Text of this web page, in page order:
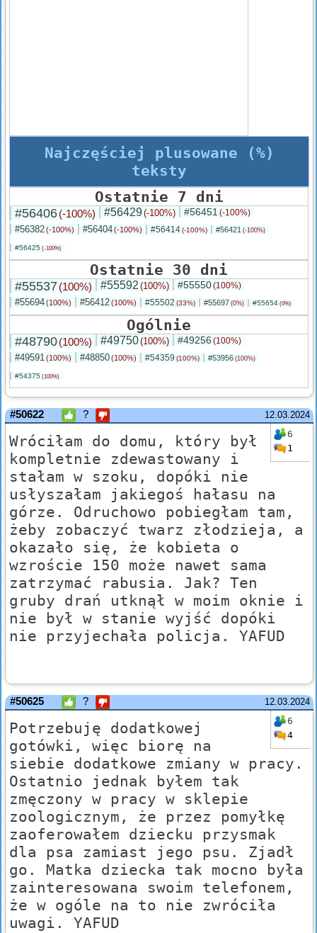
Najczęściej plusowane (%)
teksty
Ostatnie 7 dni
#56406(-100%) #56429(-100%) #56451 (-100%)
#56382(-100%) #56404(-100%) #56414(-100%) #56421 (-100%)
#56425 (-100%)
Ostatnie 30 dni
#55537 (100%) #55592 (100%) #55550(100%)
#55694(100%) #56412(100%) #55502 (33%) #55697 (0%) #55654 (0%)
Ogólnie
#48790(100%) #49750(100%) #49256 (100%)
#49591(100%) #48850(100%) #54359 (100%) #53956 (100%)
#54375 (100%)
12.03.2024
#50622 ?
6
1
Wróciłam do domu, który był
kompletnie zdewastowany i
stałam w szoku, dopóki nie
usłyszałam jakiegoś hałasu na
górze. Odruchowo pobiegłam tam,
żeby zobaczyć twarz złodzieja, a
okazało się, że kobieta o
wzroście 150 może nawet sama
zatrzymać rabusia. Jak? Ten
gruby drań utknął w moim oknie i
nie był w stanie wyjść dopóki
nie przyjechała policja. YAFUD
12.03.2024
#50625 ?
6
4
Potrzebuję dodatkowej
gotówki, więc biorę na
siebie dodatkowe zmiany w pracy.
Ostatnio jednak byłem tak
zmęczony w pracy w sklepie
zoologicznym, że przez pomyłkę
zaoferowałem dziecku przysmak
dla psa zamiast jego psu. Zjadł
go. Matka dziecka tak mocno była
zainteresowana swoim telefonem,
że w ogóle na to nie zwróciła
uwagi. YAFUD